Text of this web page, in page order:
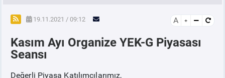
YEK-G Piyasası
YEK-G Nedir?
19.11.2021 / 09:12 A
Kasım Ayı Organize YEK-G Piyasası
Seansı
Değerli Piyasa Katılımcılarımız,